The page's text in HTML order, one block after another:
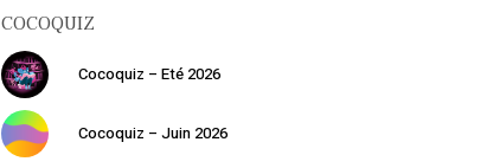
COCOQUIZ
Cocoquiz – Eté 2026
Cocoquiz – Juin 2026